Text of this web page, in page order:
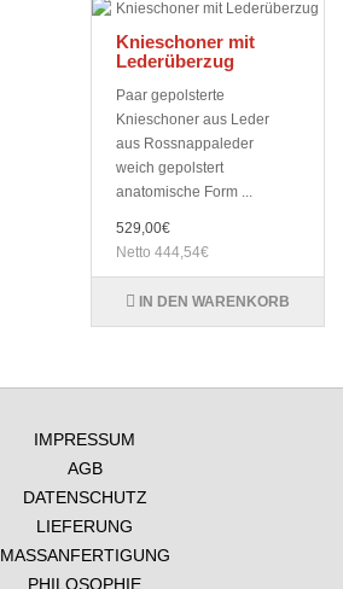
Knieschoner mit
Lederüberzug
Paar gepolsterte
Knieschoner aus Leder
aus Rossnappaleder
weich gepolstert
anatomische Form ...
529,00€
Netto 444,54€
IN DEN WARENKORB
IMPRESSUM
AGB
DATENSCHUTZ
LIEFERUNG
MASSANFERTIGUNG
PHILOSOPHIE